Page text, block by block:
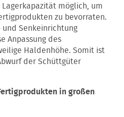
möglich, um
zu bevorraten.
und Senkeinrichtung
Anpassung des
Haldenhöhe. Somit ist
der Schüttgüter
in großen